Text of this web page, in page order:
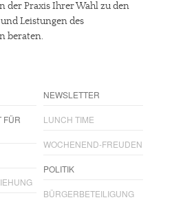
der Praxis Ihrer Wahl zu den
Leistungen des
beraten.
FÜR
NEWSLETTER
LUNCH TIME
WOCHENEND-FREUDEN
POLITIK
BÜRGERBETEILIGUNG